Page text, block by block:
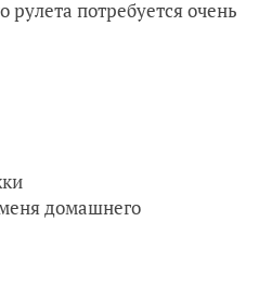
рулета потребуется очень
домашнего